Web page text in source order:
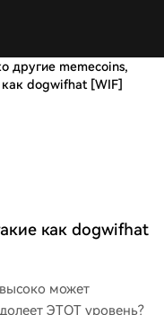
другие memecoins,
как dogwifhat [WIF]
как dogwifhat
может
ЭТОТ уровень?